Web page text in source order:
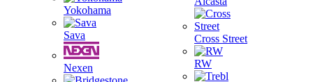
Yokohama
Sava
Nexen
Cross Street
RW